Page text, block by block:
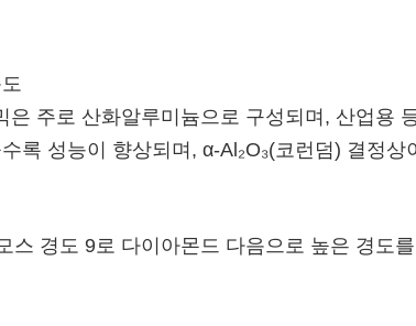
은 주로 산화알루미늄으로 구성되며, 산업용
록 성능이 향상되며, α-Al₂O₃(코런덤) 결정상
스 경도 9로 다이아몬드 다음으로 높은 경도